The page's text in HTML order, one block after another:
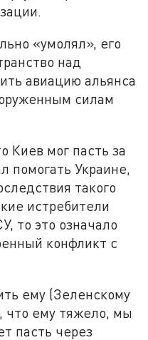
«умолял», его
над
авиацию альянса
силам
Киев мог пасть за
помогать Украине,
такого
истребители
то это означало
конфликт с
ему (Зеленскому
что ему тяжело, мы
пасть через